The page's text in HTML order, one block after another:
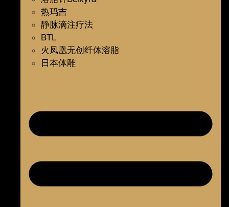
热玛吉
静脉滴注疗法
BTL
火凤凰无创纤体溶脂
日本体雕